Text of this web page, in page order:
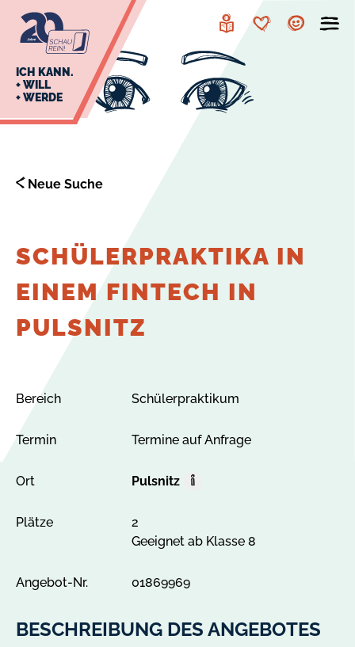
Navigation
Inhalt
Leichte
MerkzettelAccount
ICH KANN.
+ WILL
+ WERDE
Neue Suche
SCHÜLERPRAKTIKA IN
EINEM FINTECH IN
PULSNITZ
Bereich Schülerpraktikum
Termin Termine auf Anfrage
Ort Pulsnitz
A
A
n
Plätze
2
Geeignet ab Klasse 8
Angebot-Nr. 01869969
BESCHREIBUNG DES ANGEBOTES